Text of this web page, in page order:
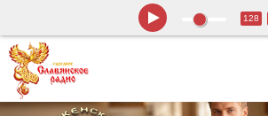
128